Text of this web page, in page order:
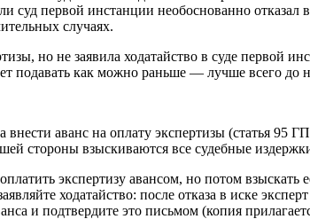
первой инстанции необоснованно отказал
случаях.
но не заявила ходатайство в суде первой
подавать как можно раньше — лучше всего до
внести аванс на оплату экспертизы (статья
стороны взыскиваются все судебные
экспертизу авансом, но потом
ходатайство: после отказа в иске
и подтвердите это письмом (копия